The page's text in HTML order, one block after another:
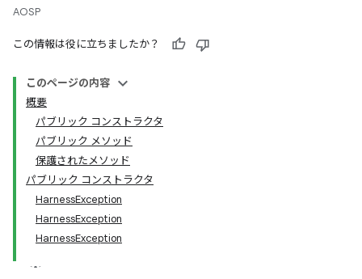
AOSP
この情報は役に立ちましたか？
このページの内容
概要
パブリック コンストラクタ
パブリック メソッド
保護されたメソッド
パブリック コンストラクタ
HarnessException
HarnessException
HarnessException